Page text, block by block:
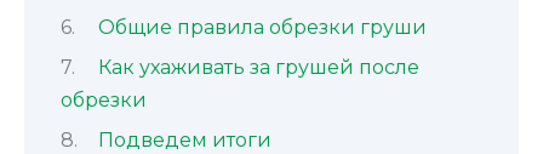
Общие правила обрезки груши
Как ухаживать за грушей после
обрезки
Подведем итоги